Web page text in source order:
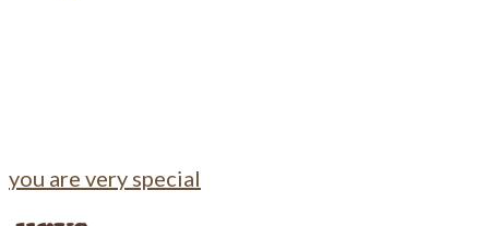
you are very special